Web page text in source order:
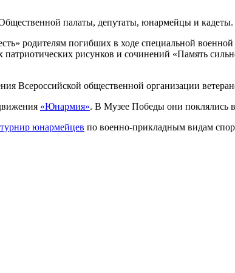
палаты, депутаты, юнармейцы и кадеты.
родителям погибших в ходе специальной
патриотических рисунков и сочинений «Память
Всероссийской общественной организации
«Юнармия». В Музее Победы они поклялись
юнармейцев по военно-прикладным видам